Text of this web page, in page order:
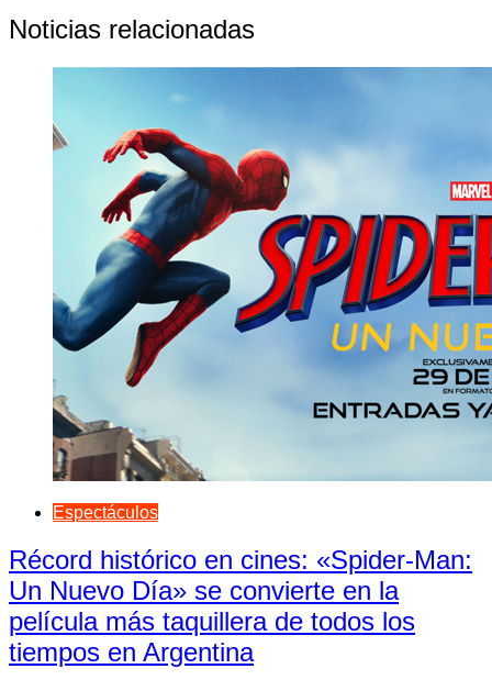
Noticias relacionadas
Espectáculos
Récord histórico en cines: «Spider-Man:
Un Nuevo Día» se convierte en la
película más taquillera de todos los
tiempos en Argentina